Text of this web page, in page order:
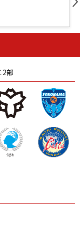
石人の星
愛媛Ｌ
2部